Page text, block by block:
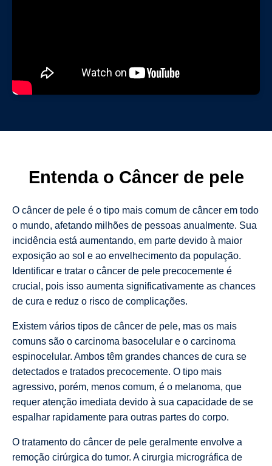
Entenda o Câncer de pele
O câncer de pele é o tipo mais comum de câncer em todo
o mundo, afetando milhões de pessoas anualmente. Sua
incidência está aumentando, em parte devido à maior
exposição ao sol e ao envelhecimento da população.
Identificar e tratar o câncer de pele precocemente é
crucial, pois isso aumenta significativamente as chances
de cura e reduz o risco de complicações.
Existem vários tipos de câncer de pele, mas os mais
comuns são o carcinoma basocelular e o carcinoma
espinocelular. Ambos têm grandes chances de cura se
detectados e tratados precocemente. O tipo mais
agressivo, porém, menos comum, é o melanoma, que
requer atenção imediata devido à sua capacidade de se
espalhar rapidamente para outras partes do corpo.
O tratamento do câncer de pele geralmente envolve a
remoção cirúrgica do tumor. A cirurgia micrográfica de